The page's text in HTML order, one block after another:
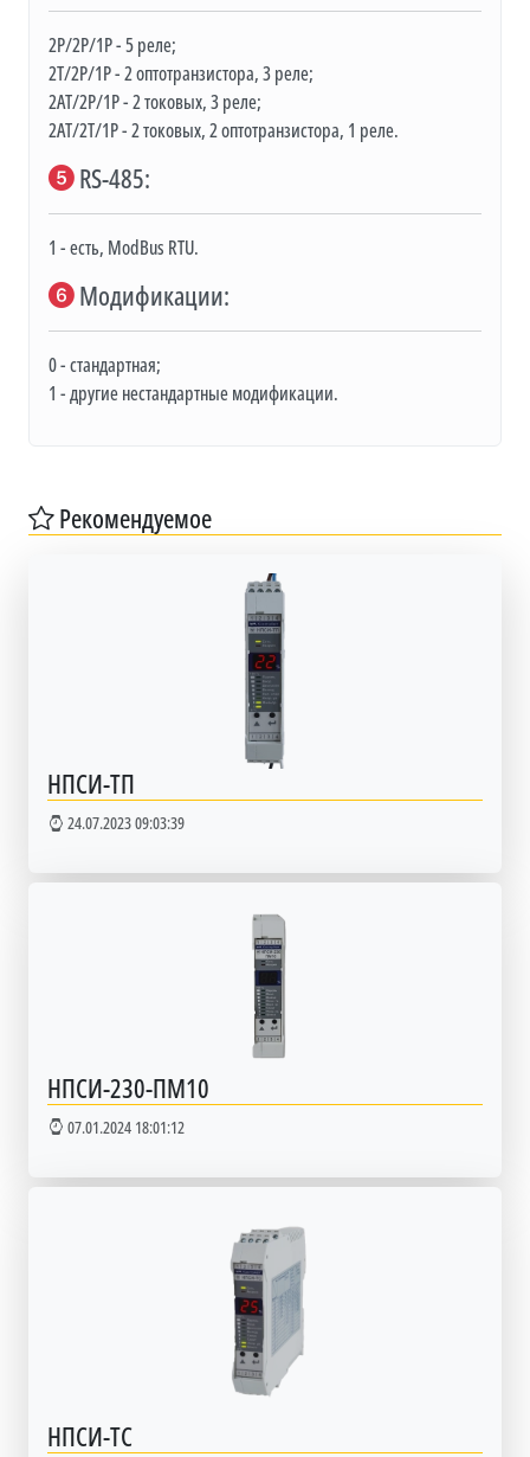
2Р/2Р/1Р - 5 реле;
2Т/2Р/1Р - 2 оптотранзистора, 3 реле;
2АТ/2Р/1Р - 2 токовых, 3 реле;
2АТ/2Т/1Р - 2 токовых, 2 оптотранзистора, 1 реле.
RS-485:
1 - есть, ModBus RTU.
Модификации:
0 - стандартная;
1 - другие нестандартные модификации.
Рекомендуемое
НПСИ-ТП
24.07.2023 09:03:39
НПСИ-230-ПМ10
07.01.2024 18:01:12
НПСИ-ТС